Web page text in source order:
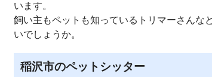
います。
飼い主もペットも知っているトリマーさんな
いでしょうか。
稲沢市のペットシッター